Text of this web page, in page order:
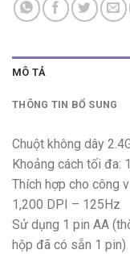
MÔ TẢ
THÔNG TIN BỔ SUNG
Chuột không dây
Khoảng cách tối đa:
Thích hợp cho công
1,200 DPI – 125Hz
Sử dụng 1 pin AA
hộp đã có sẵn 1 pin)